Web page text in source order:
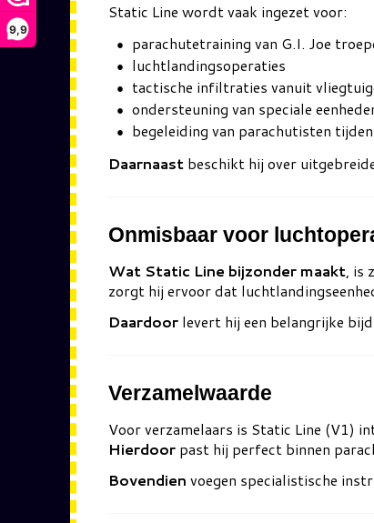
9,9
Static Line wordt vaak ingezet voor:
parachutetraining van G.I. Joe
luchtlandingsoperaties
tactische infiltraties vanuit
ondersteuning van speciale
begeleiding van parachutisten
Daarnaast beschikt hij over
Onmisbaar voor
Wat Static Line bijzonder maakt ,
zorgt hij ervoor dat
Daardoor levert hij een belangrijke
Verzamelwaarde
Voor verzamelaars is Static Line (V1)
Hierdoor past hij perfect binnen
Bovendien voegen specialistische